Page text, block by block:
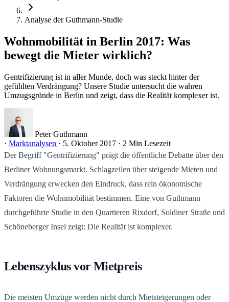
Analyse der Guthmann-Studie
Wohnmobilität in Berlin 2017: Was
bewegt die Mieter wirklich?
Gentrifizierung ist in aller Munde, doch was steckt hinter der
gefühlten Verdrängung? Unsere Studie untersucht die wahren
Umzugsgründe in Berlin und zeigt, dass die Realität komplexer ist.
Peter Guthmann
· Marktanalysen · 5. Oktober 2017 · 2 Min Lesezeit
Der Begriff "Gentrifizierung" prägt die öffentliche Debatte über den
Berliner Wohnungsmarkt. Schlagzeilen über steigende Mieten und
Verdrängung erwecken den Eindruck, dass rein ökonomische
Faktoren die Wohnmobilität bestimmen. Eine von Guthmann
durchgeführte Studie in den Quartieren Rixdorf, Soldiner Straße und
Schöneberger Insel zeigt: Die Realität ist komplexer.
Lebenszyklus vor Mietpreis
Die meisten Umzüge werden nicht durch Mietsteigerungen oder